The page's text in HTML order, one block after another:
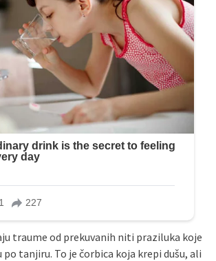
traume od prekuvanih niti praziluka koje
tanjiru. To je čorbica koja krepi dušu, ali